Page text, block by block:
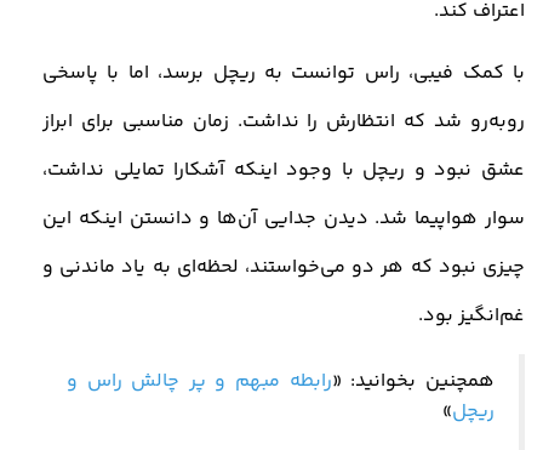
اعتراف کند.
با کمک فیبی، راس توانست به ریچل برسد، اما با پاسخی
روبه‌رو شد که انتظارش را نداشت. زمان مناسبی برای ابراز
عشق نبود و ریچل با وجود اینکه آشکارا تمایلی نداشت،
سوار هواپیما شد. دیدن جدایی آن‌ها و دانستن اینکه این
چیزی نبود که هر دو می‌خواستند، لحظه‌ای به یاد ماندنی و
غم‌انگیز بود.
همچنین بخوانید: «رابطه مبهم و پر چالش راس و
ریچل»